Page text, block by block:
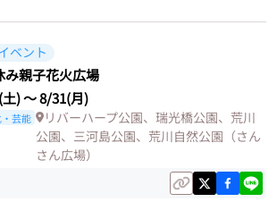
ベント
み親子花火広場
)〜8/31(月)
芸能
リバーハープ公園、瑞光橋公園、荒川
公園、三河島公園、荒川自然公園（さん
さん広場）